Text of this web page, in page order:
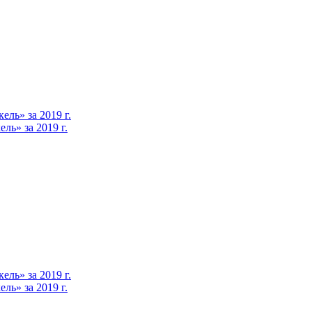
за 2019 г.
за 2019 г.
за 2019 г.
за 2019 г.